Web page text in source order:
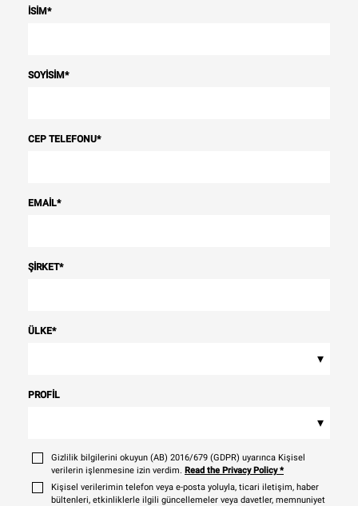
İSIM*
SOYISIM*
CEP TELEFONU*
EMAIL*
ŞIRKET*
ÜLKE*
▾
PROFIL
▾
Gizlilik bilgilerini okuyun (AB) 2016/679 (GDPR) uyarınca Kişisel
verilerin işlenmesine izin verdim. Read the Privacy Policy*
Kişisel verilerimin telefon veya e-posta yoluyla, ticari iletişim, haber
bültenleri, etkinliklerle ilgili güncellemeler veya davetler, memnuniyet